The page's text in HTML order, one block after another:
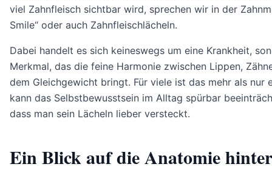
viel Zahnfleisch sichtbar wird, sprechen wir in der
Smile“ oder auch Zahnfleischlächeln.
Dabei handelt es sich keineswegs um eine Krankheit,
Merkmal, das die feine Harmonie zwischen Lippen,
dem Gleichgewicht bringt. Für viele ist das mehr als nur
kann das Selbstbewusstsein im Alltag spürbar
dass man sein Lächeln lieber versteckt.
Ein Blick auf die Anatomie